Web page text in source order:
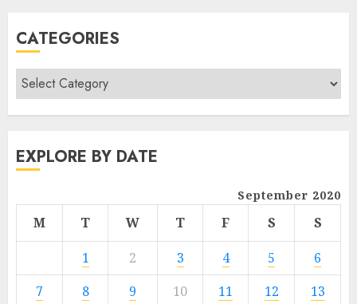
CATEGORIES
EXPLORE BY DATE
September 2020
M T W T F S
S
1
2 3 4 5
6
7
8 9 10 11 12
13